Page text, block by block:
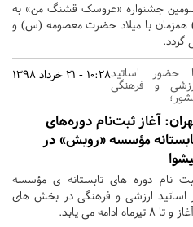
جشنواره «عروسک قشنگ من» به
همزمان با میلاد حضرت معصومه (س) و
گردد.
10:28 - 21 خرداد 1398حضور اساتید
و فرهنگی
آغاز ثبت‌نام دوره‌های
مؤسسه «رویش» در
نام دوره های تابستانه ی مؤسسه
اساتید ارزشی و فرهنگی در بخش های
می یابد.